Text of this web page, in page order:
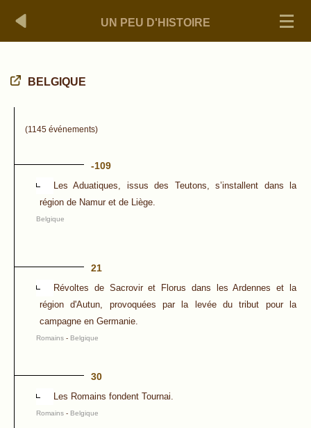
UN PEU D'HISTOIRE
BELGIQUE
(1145 événements)
-109
Les Aduatiques, issus des Teutons, s’installent dans la
région de Namur et de Liège.
Belgique
21
Révoltes de Sacrovir et Florus dans les Ardennes et la
région d'Autun, provoquées par la levée du tribut pour la
campagne en Germanie.
Romains - Belgique
30
Les Romains fondent Tournai.
Romains - Belgique